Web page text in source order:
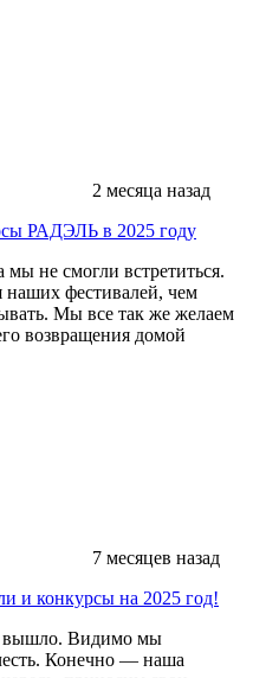
2 месяца назад
РАДЭЛЬ в 2025 году
не смогли встретиться.
наших фестивалей, чем
Мы все так же желаем
возвращения домой
7 месяцев назад
и конкурсы на 2025 год!
вышло. Видимо мы
Конечно — наша